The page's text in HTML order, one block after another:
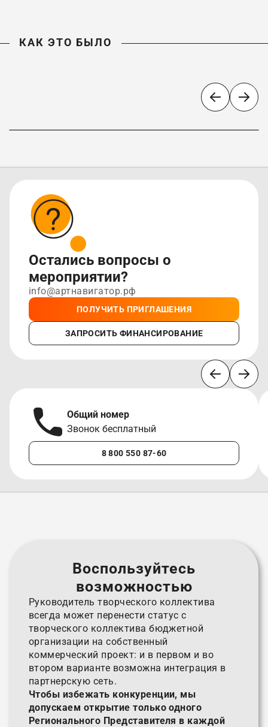
КАК ЭТО БЫЛО
Остались вопросы о
мероприятии?
info@артнавигатор.рф
ПОЛУЧИТЬ ПРИГЛАШЕНИЯ
ЗАПРОСИТЬ ФИНАНСИРОВАНИЕ
Общий номер
Звонок бесплатный
8 800 550 87-60
Воспользуйтесь
возможностью
Руководитель творческого коллектива
всегда может перенести статус с
творческого коллектива бюджетной
организации на собственный
коммерческий проект: и в первом и во
втором варианте возможна интеграция в
партнерскую сеть.
Чтобы избежать конкуренции, мы
допускаем открытие только одного
Регионального Представителя в каждой